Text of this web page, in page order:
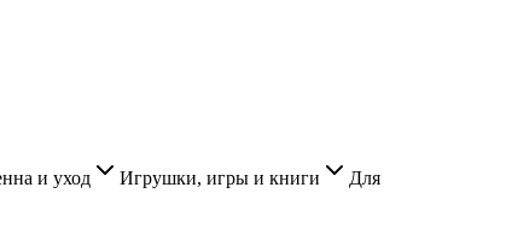
и уход Игрушки, игры и книги
Для